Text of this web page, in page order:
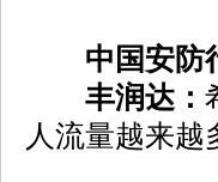
中国安防
丰润达：
人流量越来越